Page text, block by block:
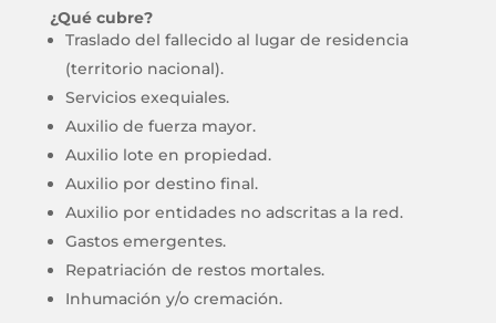
¿Qué cubre?
Traslado del fallecido al lugar de residencia
(territorio nacional).
Servicios exequiales.
Auxilio de fuerza mayor.
Auxilio lote en propiedad.
Auxilio por destino final.
Auxilio por entidades no adscritas a la red.
Gastos emergentes.
Repatriación de restos mortales.
Inhumación y/o cremación.